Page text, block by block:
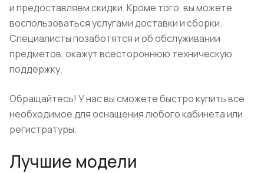
и предоставляем скидки. Кроме того, вы можете
воспользоваться услугами доставки и сборки.
Специалисты позаботятся и об обслуживании
предметов, окажут всестороннюю техническую
поддержку.
Обращайтесь! У нас вы сможете быстро купить все
необходимое для оснащения любого кабинета или
регистратуры.
Лучшие модели